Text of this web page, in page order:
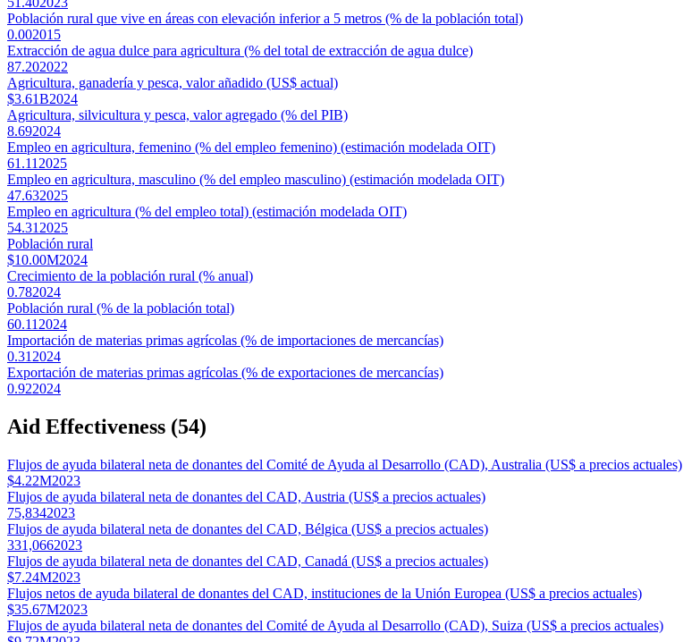
Población rural que vive en áreas con elevación inferior a 5 metros (% de la población total)
0.002015
Extracción de agua dulce para agricultura (% del total de extracción de agua dulce)
87.202022
Agricultura, ganadería y pesca, valor añadido (US$ actual)
$3.61B2024
Agricultura, silvicultura y pesca, valor agregado (% del PIB)
8.692024
Empleo en agricultura, femenino (% del empleo femenino) (estimación modelada OIT)
61.11 2025
Empleo en agricultura, masculino (% del empleo masculino) (estimación modelada OIT)
47.632025
Empleo en agricultura (% del empleo total) (estimación modelada OIT)
54.31 2025
Población rural
$10.00M2024
Crecimiento de la población rural (% anual)
0.782024
Población rural (% de la población total)
60.11 2024
Importación de materias primas agrícolas (% de importaciones de mercancías)
0.31 2024
Exportación de materias primas agrícolas (% de exportaciones de mercancías)
0.922024
Aid Effectiveness (54)
Flujos de ayuda bilateral neta de donantes del Comité de Ayuda al Desarrollo (CAD), Australia (US$ a precios actuales)
$4.22M2023
Flujos de ayuda bilateral neta de donantes del CAD, Austria (US$ a precios actuales)
75,8342023
Flujos de ayuda bilateral neta de donantes del CAD, Bélgica (US$ a precios actuales)
331,0662023
Flujos de ayuda bilateral neta de donantes del CAD, Canadá (US$ a precios actuales)
$7.24M2023
Flujos netos de ayuda bilateral de donantes del CAD, instituciones de la Unión Europea (US$ a precios actuales)
$35.67M2023
Flujos de ayuda bilateral neta de donantes del Comité de Ayuda al Desarrollo (CAD), Suiza (US$ a precios actuales)